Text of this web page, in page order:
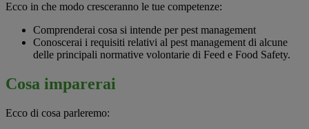
Ecco in che modo cresceranno le tue competenze:
Comprenderai cosa si intende per pest management
Conoscerai i requisiti relativi al pest management di alcune
delle principali normative volontarie di Feed e Food Safety.
Cosa imparerai
Ecco di cosa parleremo: